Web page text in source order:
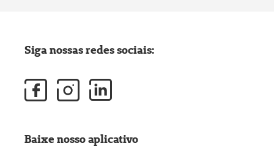
Siga nossas redes sociais:
Baixe nosso aplicativo